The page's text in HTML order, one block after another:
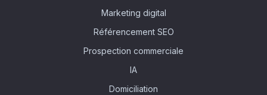
Marketing digital
Référencement SEO
Prospection commerciale
IA
Domiciliation